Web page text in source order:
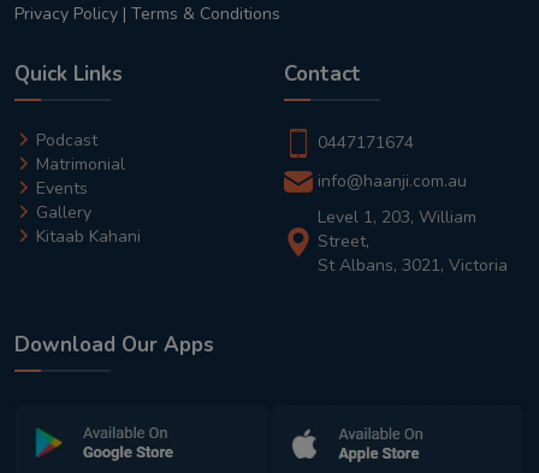
Privacy Policy | Terms & Conditions
Quick Links
Podcast
Matrimonial
Events
Gallery
Kitaab Kahani
Contact
0447171674
info@haanji.com.au
Level 1, 203, William
Street,
St Albans, 3021, Victoria
Download Our Apps